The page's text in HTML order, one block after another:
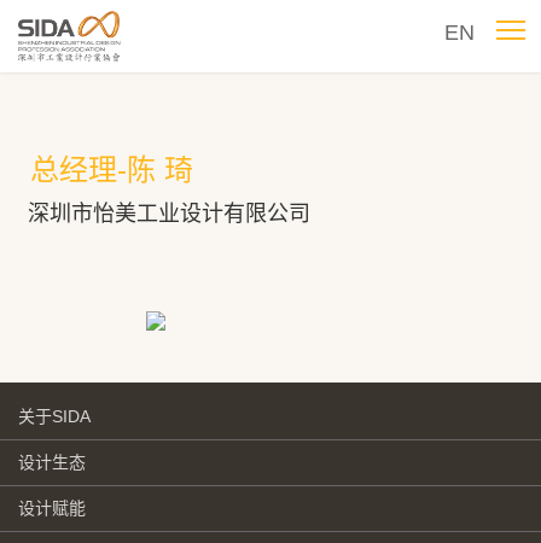
EN
总经理-陈 琦
深圳市怡美工业设计有限公司
关于SIDA
设计生态
设计赋能